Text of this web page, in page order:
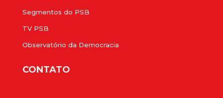
Segmentos do PSB
TV PSB
Observatório da Democracia
CONTATO